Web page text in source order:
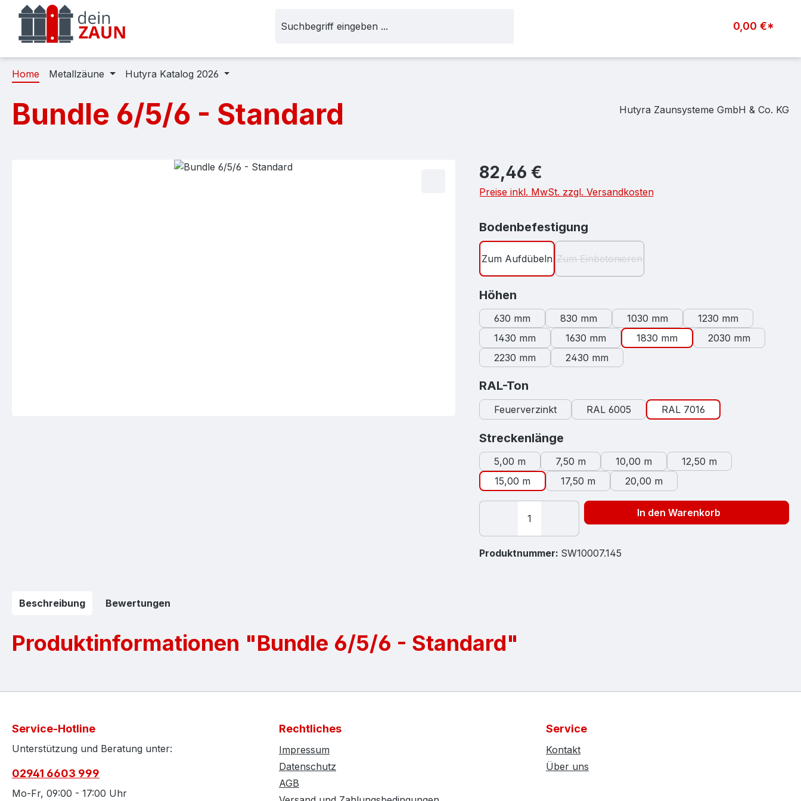
Hauptinhalt springen
Zur Suche springen
Zur Hauptnavigation springen
0,00 €*
Home Metallzäune Hutyra Katalog 2026
Bundle 6/5/6 - Standard Hutyra Zaunsysteme GmbH & Co. KG
Regulärer Preis:
82,46 €
Preise inkl. MwSt. zzgl. Versandkosten
Bodenbefestigung
Zum Aufdübeln Zum Einbetonieren
(Diese Option ist zurzeit nicht verfügbar.)
Höhen
630 mm 830 mm 1030 mm
1230 mm
1430 mm
1630 mm 1830 mm
2030 mm
2230 mm
2430 mm
RAL-Ton
Feuerverzinkt RAL 6005 RAL 7016
Streckenlänge
5,00 m 7,50 m 10,00 m
12,50 m
15,00 m
17,50 m 20,00 m
In den Warenkorb
Produktnummer: SW10007.145
Beschreibung Bewertungen
Produktinformationen "Bundle 6/5/6 - Standard"
Service-Hotline
Unterstützung und Beratung unter:
02941 6603 999
Mo-Fr, 09:00 - 17:00 Uhr
Rechtliches
Impressum
Datenschutz
AGB
Service
Kontakt
Über uns